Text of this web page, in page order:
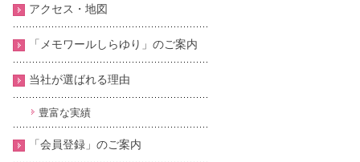
アクセス・地図
「メモワールしらゆり」のご案内
当社が選ばれる理由
豊富な実績
「会員登録」のご案内